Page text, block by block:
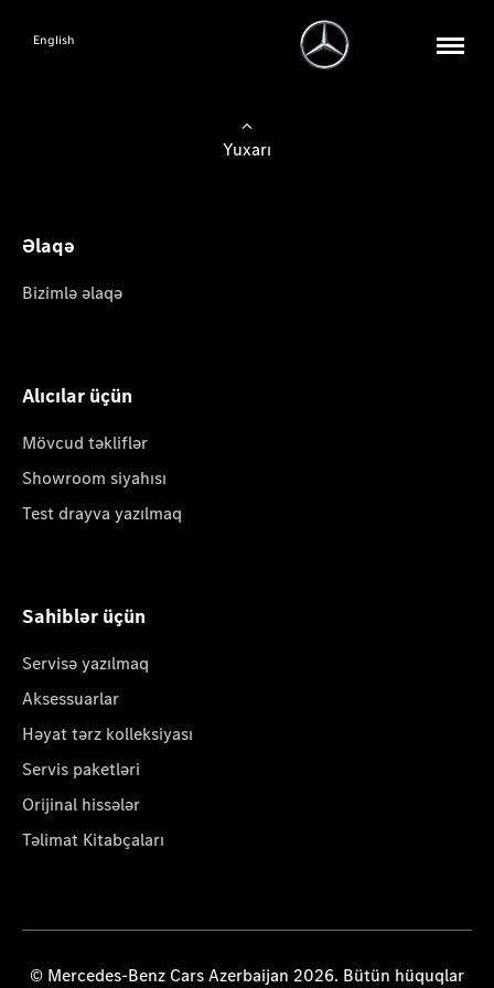
English
Yuxarı
Əlaqə
Bizimlə əlaqə
Alıcılar üçün
Mövcud təkliflər
Showroom siyahısı
Test drayva yazılmaq
Sahiblər üçün
Servisə yazılmaq
Aksessuarlar
Həyat tərz kolleksiyası
Servis paketləri
Orijinal hissələr
Təlimat Kitabçaları
© Mercedes-Benz Cars Azerbaijan 2026. Bütün hüquqlar